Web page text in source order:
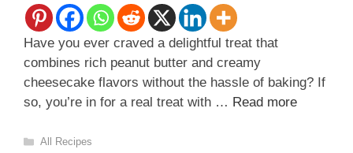
Have you ever craved a delightful treat that
combines rich peanut butter and creamy
cheesecake flavors without the hassle of baking? If
so, you’re in for a real treat with … Read more
Catégories
All Recipes